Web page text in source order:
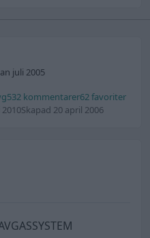
juli 2005
532 kommentarer62 favoriter
Skapad 20 april 2006